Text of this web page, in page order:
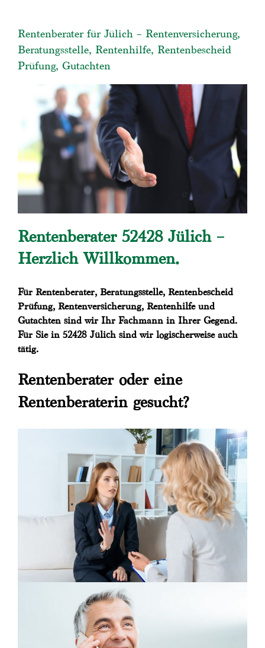
Rentenberater für Jülich – Rentenversicherung,
Beratungsstelle, Rentenhilfe, Rentenbescheid
Prüfung, Gutachten
Rentenberater 52428 Jülich –
Herzlich Willkommen.
Für Rentenberater, Beratungsstelle, Rentenbescheid
Prüfung, Rentenversicherung, Rentenhilfe und
Gutachten sind wir Ihr Fachmann in Ihrer Gegend.
Für Sie in 52428 Jülich sind wir logischerweise auch
tätig.
Rentenberater oder eine
Rentenberaterin gesucht?